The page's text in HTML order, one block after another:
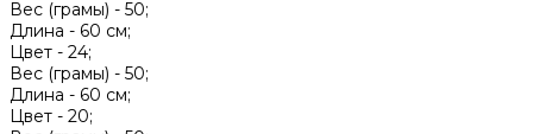
Вес (грамы) - 50;
Длина - 60 см;
Цвет - 24;
Вес (грамы) - 50;
Длина - 60 см;
Цвет - 20;